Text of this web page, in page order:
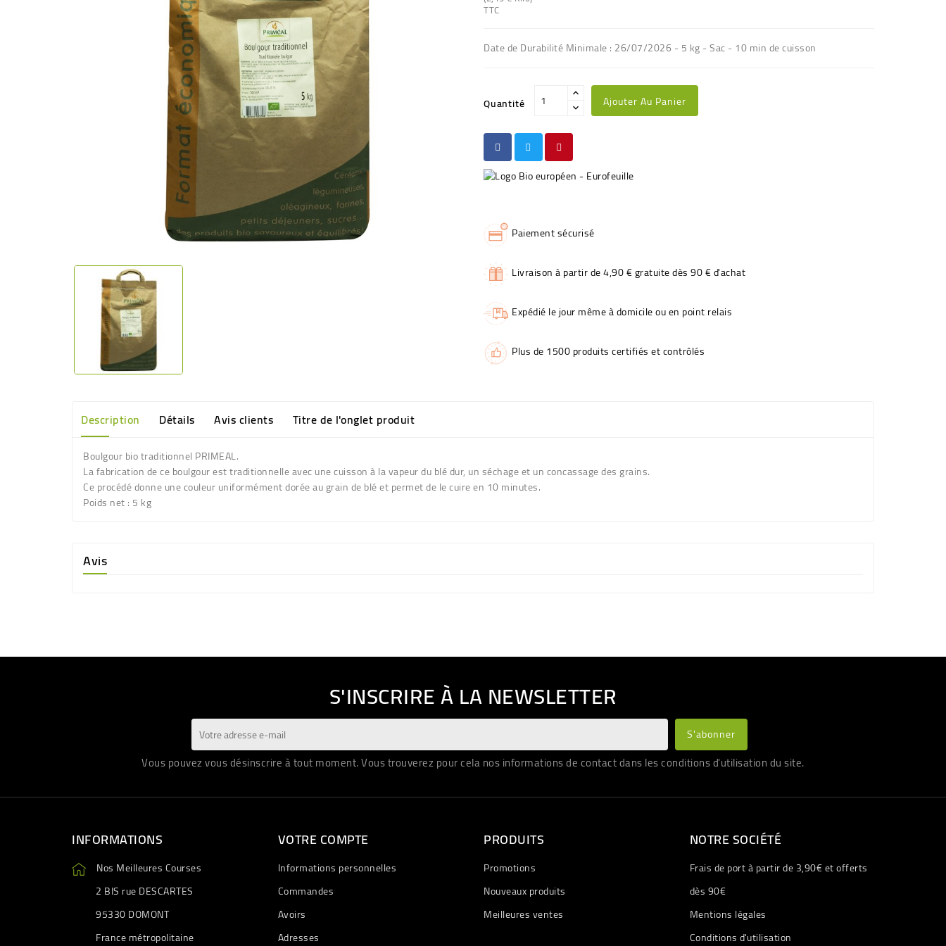
TTC
Date de Durabilité Minimale : 26/07/2026 - 5 kg - Sac - 10 min de cuisson
Quantité Ajouter Au Panier
Paiement sécurisé
Livraison à partir de 4,90 € gratuite dès 90 € d'achat
Expédié le jour même à domicile ou en point relais
Plus de 1500 produits certifiés et contrôlés
Description Détails Avis clients Titre de l'onglet produit
Boulgour bio traditionnel PRIMEAL.
La fabrication de ce boulgour est traditionnelle avec une cuisson à la vapeur du blé dur, un séchage et un concassage des grains.
Ce procédé donne une couleur uniformément dorée au grain de blé et permet de le cuire en 10 minutes.
Poids net : 5 kg
Avis
S'INSCRIRE À LA NEWSLETTER
Vous pouvez vous désinscrire à tout moment. Vous trouverez pour cela nos informations de contact dans les conditions d'utilisation du site.
INFORMATIONS
Nos Meilleures Courses
2 BIS rue DESCARTES
95330 DOMONT
France métropolitaine
VOTRE COMPTE
Informations personnelles
Commandes
Avoirs
Adresses
PRODUITS
Promotions
Nouveaux produits
Meilleures ventes
NOTRE SOCIÉTÉ
Frais de port à partir de 3,90€ et offerts
dès 90€
Mentions légales
Conditions d'utilisation